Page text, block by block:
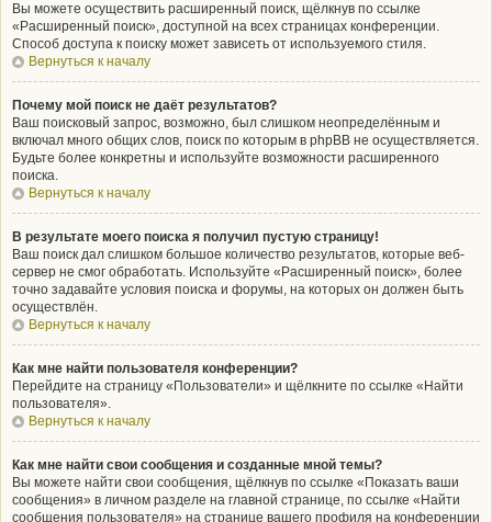
Вы можете осуществить расширенный поиск, щёлкнув по ссылке
«Расширенный поиск», доступной на всех страницах конференции.
Способ доступа к поиску может зависеть от используемого стиля.
Вернуться к началу
Почему мой поиск не даёт результатов?
Ваш поисковый запрос, возможно, был слишком неопределённым и
включал много общих слов, поиск по которым в phpBB не осуществляется.
Будьте более конкретны и используйте возможности расширенного
поиска.
Вернуться к началу
В результате моего поиска я получил пустую страницу!
Ваш поиск дал слишком большое количество результатов, которые веб-
сервер не смог обработать. Используйте «Расширенный поиск», более
точно задавайте условия поиска и форумы, на которых он должен быть
осуществлён.
Вернуться к началу
Как мне найти пользователя конференции?
Перейдите на страницу «Пользователи» и щёлкните по ссылке «Найти
пользователя».
Вернуться к началу
Как мне найти свои сообщения и созданные мной темы?
Вы можете найти свои сообщения, щёлкнув по ссылке «Показать ваши
сообщения» в личном разделе на главной странице, по ссылке «Найти
сообщения пользователя» на странице вашего профиля на конференции